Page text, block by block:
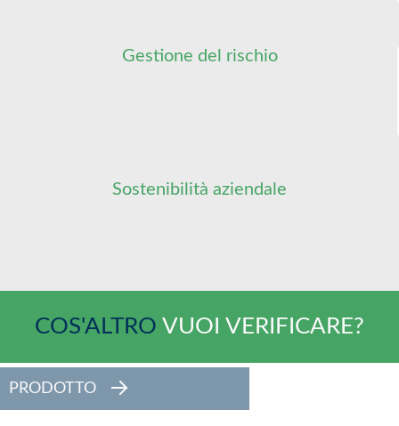
Gestione del rischio
Sostenibilità aziendale
COS'ALTRO VUOI VERIFICARE?
PRODOTTO